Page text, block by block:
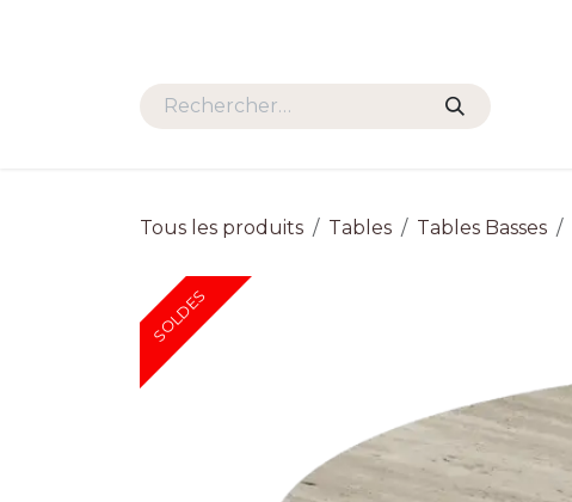
Tous les produits Tables Tables Basses
SOLDES